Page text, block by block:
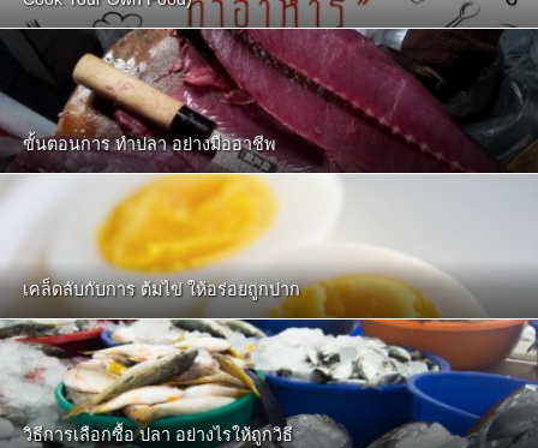
ขั้นตอนการ ทำปลา อย่างมืออาชีพ
เคล็ดลับกับการ ต้มไข่ ให้อร่อยถูกปาก
วิธีการเลือกซื้อ ปลา อย่างไรให้ถูกวิธี